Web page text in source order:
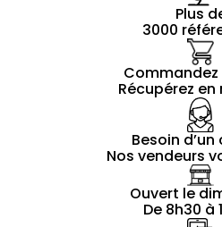
Plus
3000
Commandez
Récupérez
Besoin
Nos vendeurs
Ouvert le
De 8h30 à